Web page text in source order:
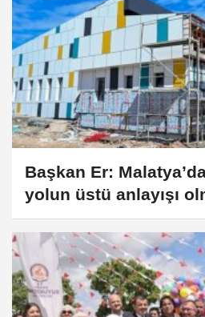
Başkan Er:
yolun üstü anlayışı